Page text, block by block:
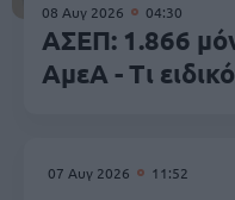
08 Αυγ 2026 04:30
ΑΣΕΠ: 1.866
ΑμεΑ - Τι
07 Αυγ 2026 11:52